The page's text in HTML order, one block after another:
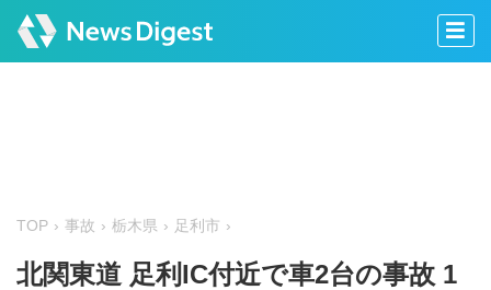
TOP 事故 栃木県 足利市
北関東道 足利IC付近で車2台の事故 1